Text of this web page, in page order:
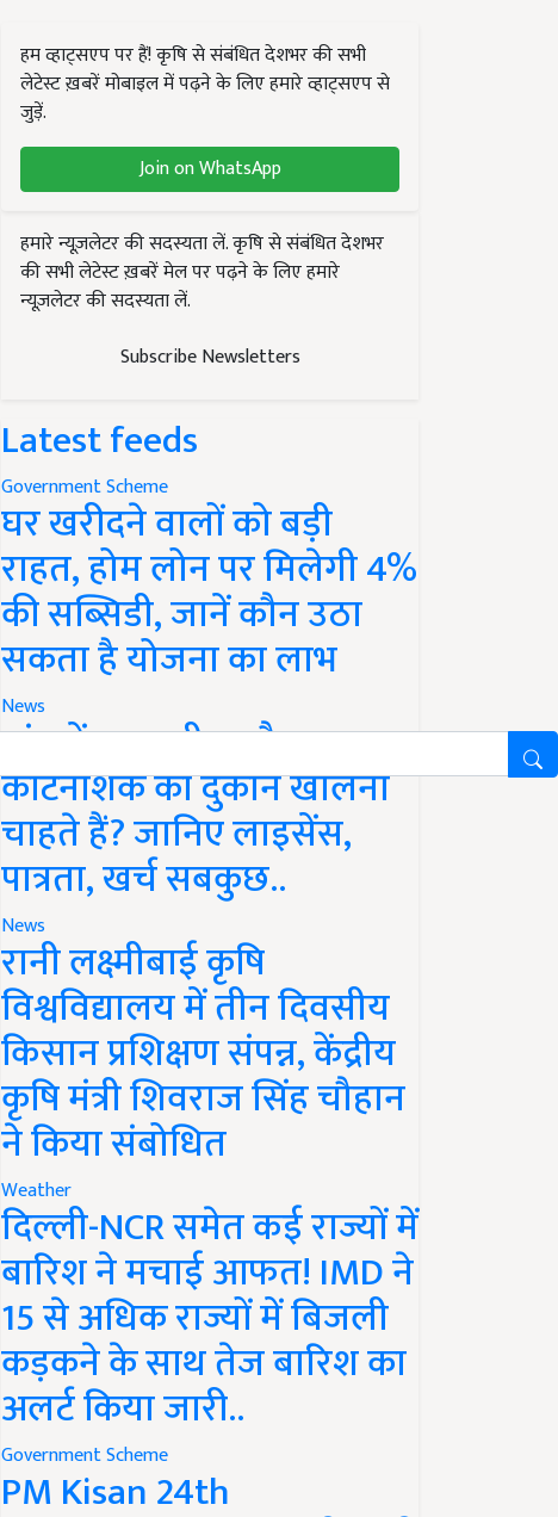
हम व्हाट्सएप पर हैं! कृषि से संबंधित देशभर की सभी
लेटेस्ट ख़बरें मोबाइल में पढ़ने के लिए हमारे व्हाट्सएप से
जुड़ें.
Join on WhatsApp
हमारे न्यूज़लेटर की सदस्यता लें. कृषि से संबंधित देशभर
की सभी लेटेस्ट ख़बरें मेल पर पढ़ने के लिए हमारे
न्यूज़लेटर की सदस्यता लें.
Subscribe Newsletters
Latest feeds
Government Scheme
घर खरीदने वालों को बड़ी
राहत, होम लोन पर मिलेगी 4%
की सब्सिडी, जानें कौन उठा
सकता है योजना का लाभ
News
गांव में खाद, बीज और
कीटनाशक की दुकान खोलना
चाहते हैं? जानिए लाइसेंस,
पात्रता, खर्च सबकुछ..
News
रानी लक्ष्मीबाई कृषि
विश्वविद्यालय में तीन दिवसीय
किसान प्रशिक्षण संपन्न, केंद्रीय
कृषि मंत्री शिवराज सिंह चौहान
ने किया संबोधित
Weather
दिल्ली-NCR समेत कई राज्यों में
बारिश ने मचाई आफत! IMD ने
15 से अधिक राज्यों में बिजली
कड़कने के साथ तेज बारिश का
अलर्ट किया जारी..
Government Scheme
PM Kisan 24th